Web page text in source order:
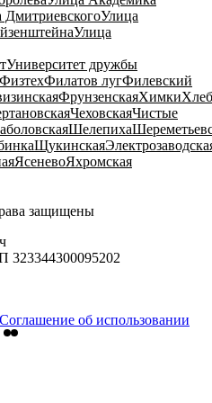
ДмитриевскогоУлица
Улица
Университет дружбы
ФизтехФилатов лугФилевский
ФрунзенскаяХимки
ЧеховскаяЧистые
Шелепиха
Щукинская
ЯсеневоЯхромская
защищены
Соглашение об использовании